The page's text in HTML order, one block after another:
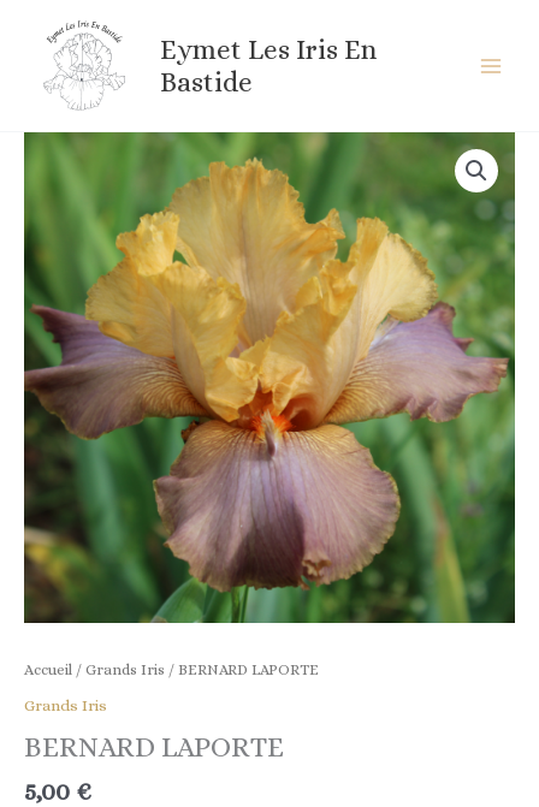
contenu
Eymet Les Iris En
Bastide
Accueil / Grands Iris / BERNARD LAPORTE
Grands Iris
BERNARD LAPORTE
5,00 €